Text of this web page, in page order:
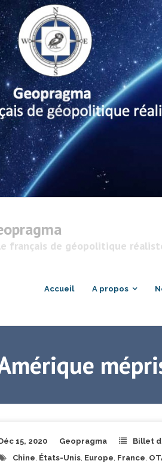
français de géopolitique
Accueil A propos
15, 2020 Geopragma Billet
Chine États-Unis Europe France